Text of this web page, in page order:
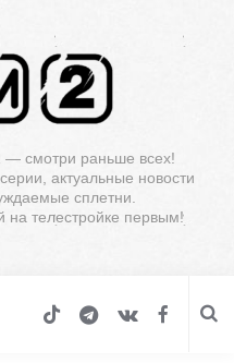
смотри раньше всех!
актуальные новости
сплетни.
на телестройке первым!